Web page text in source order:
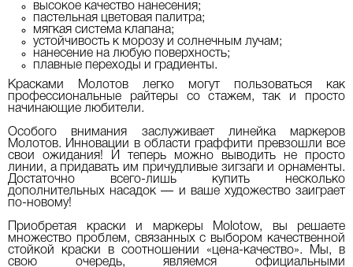
высокое качество нанесения;
пастельная цветовая палитра;
мягкая система клапана;
устойчивость к морозу и солнечным лучам;
нанесение на любую поверхность;
плавные переходы и градиенты.
Красками Молотов легко могут пользоваться как
профессиональные райтеры со стажем, так и просто
начинающие любители.
Особого внимания заслуживает линейка маркеров
Молотов. Инновации в области граффити превзошли все
свои ожидания! И теперь можно выводить не просто
линии, а придавать им причудливые зигзаги и орнаменты.
Достаточно всего-лишь купить несколько
дополнительных насадок — и ваше художество заиграет
по-новому!
Приобретая краски и маркеры Molotow, вы решаете
множество проблем, связанных с выбором качественной
стойкой краски в соотношении «цена-качество». Мы, в
свою очередь, являемся официальными